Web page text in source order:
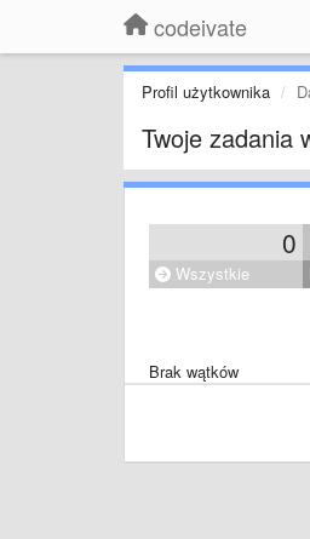
codeivate
Profil użytkownika
Twoje zadania
0
Wszystkie
Brak wątków